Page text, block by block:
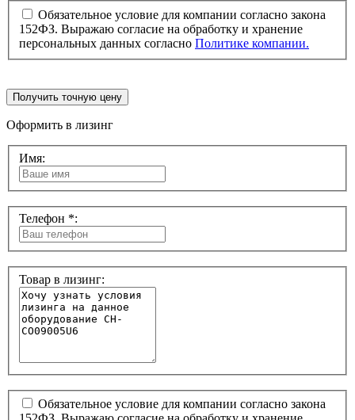
Обязательное условие для компании согласно закона
152ФЗ. Выражаю согласие на обработку и хранение
персональных данных согласно Политике компании.
Получить точную цену
Оформить в лизинг
Имя:
Телефон *:
Товар в лизинг:
Обязательное условие для компании согласно закона